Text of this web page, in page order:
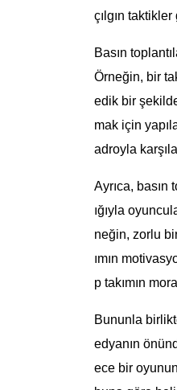
çılgın
Basın
Örneğin, bir
edik bir
mak için
adroyla
Ayrıca, basın
ığıyla
neğin, zorlu
ımın
p takımın
Bununla
edyanın
ece bir